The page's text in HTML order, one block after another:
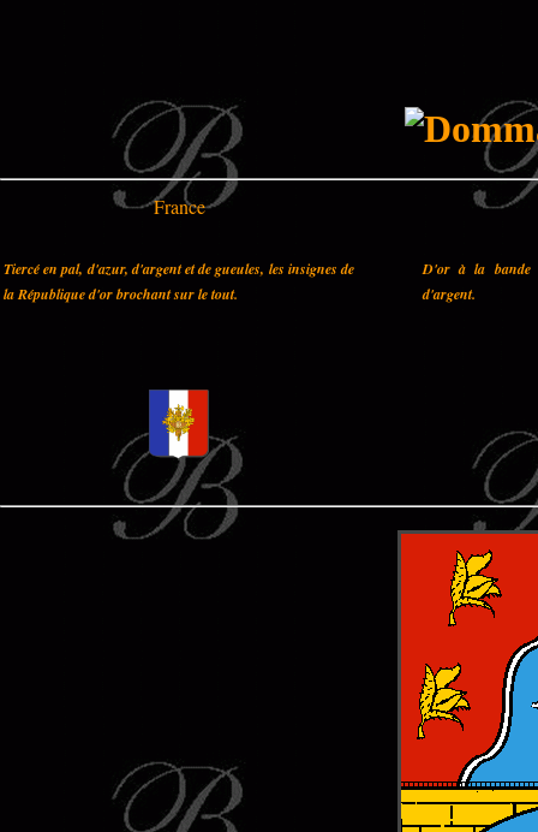
France
Tiercé en pal, d'azur, d'argent et de gueules, les insignes de
la République d'or brochant sur le tout.
D'or à la bande
d'argent.